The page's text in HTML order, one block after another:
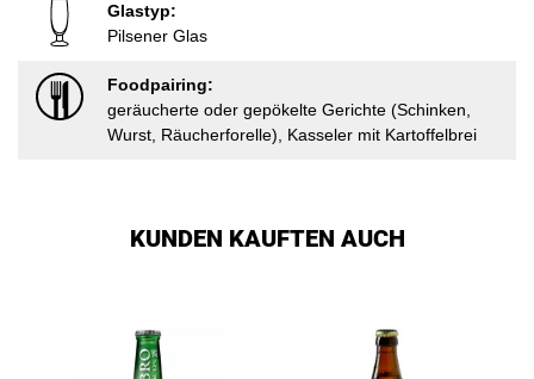
Glastyp:
Pilsener Glas
Foodpairing:
geräucherte oder gepökelte Gerichte (Schinken,
Wurst, Räucherforelle), Kasseler mit Kartoffelbrei
KUNDEN KAUFTEN AUCH